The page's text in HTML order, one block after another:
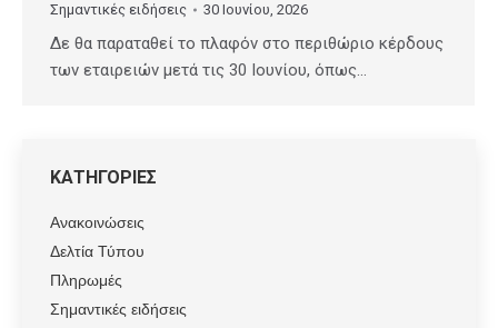
Σημαντικές ειδήσεις 30 Ιουνίου, 2026
Δε θα παραταθεί το πλαφόν στο περιθώριο κέρδους
των εταιρειών μετά τις 30 Ιουνίου, όπως…
ΚΑΤΗΓΟΡΙΕΣ
Ανακοινώσεις
Δελτία Τύπου
Πληρωμές
Σημαντικές ειδήσεις